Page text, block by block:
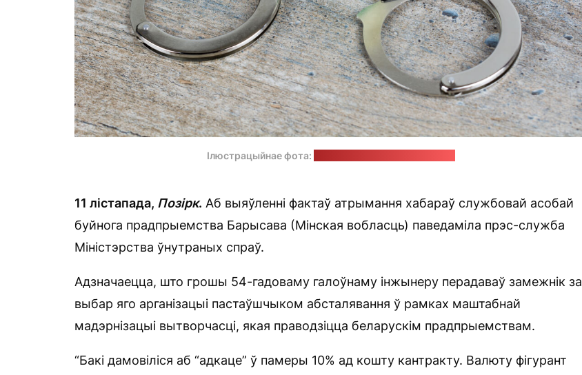
Ілюстрацыйнае фота:
11 лістапада, Позірк. Аб выяўленні фактаў атрымання хабараў службовай асобай
буйнога прадпрыемства Барысава (Мінская вобласць) паведаміла прэс-служба
Міністэрства ўнутраных спраў.
Адзначаецца, што грошы 54-гадоваму галоўнаму інжынеру перадаваў замежнік за
выбар яго арганізацыі пастаўшчыком абсталявання ў рамках маштабнай
мадэрнізацыі вытворчасці, якая праводзіцца беларускім прадпрыемствам.
“Бакі дамовіліся аб “адкаце” ў памеры 10% ад кошту кантракту. Валюту фігурант